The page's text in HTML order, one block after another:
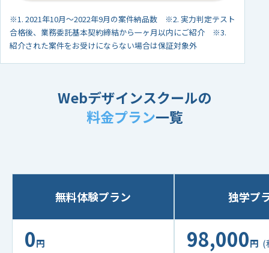
※1. 2021年10月〜2022年9月の案件納品数 ※2. 実力判定テスト
合格後、業務委託基本契約締結から一ヶ月以内にご紹介 ※3.
紹介された案件をお受けにならない場合は保証対象外
Webデザインスクールの
料金プラン一覧
無料体験プラン
0円
独学プ
98,000円 (